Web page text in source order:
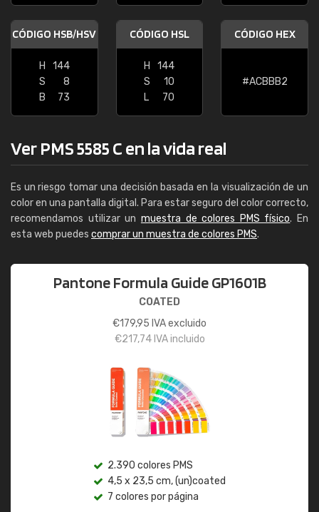
CÓDIGO HSB/HSV
H
144
S
8
B
73
CÓDIGO HSL
H
144
S
10
L
70
CÓDIGO HEX
#ACBBB2
Ver PMS 5585 C en la vida real
Es un riesgo tomar una decisión basada en la visualización de un
color en una pantalla digital. Para estar seguro del color correcto,
recomendamos utilizar un muestra de colores PMS físico. En
esta web puedes comprar un muestra de colores PMS.
Pantone Formula Guide GP1601B
COATED
€179,95 IVA excluido
€217,74IVA incluido
2.390 colores PMS
4,5 x 23,5 cm, (un)coated
7 colores por página